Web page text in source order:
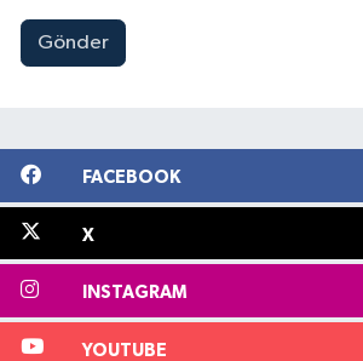
Gönder
FACEBOOK
X
INSTAGRAM
YOUTUBE